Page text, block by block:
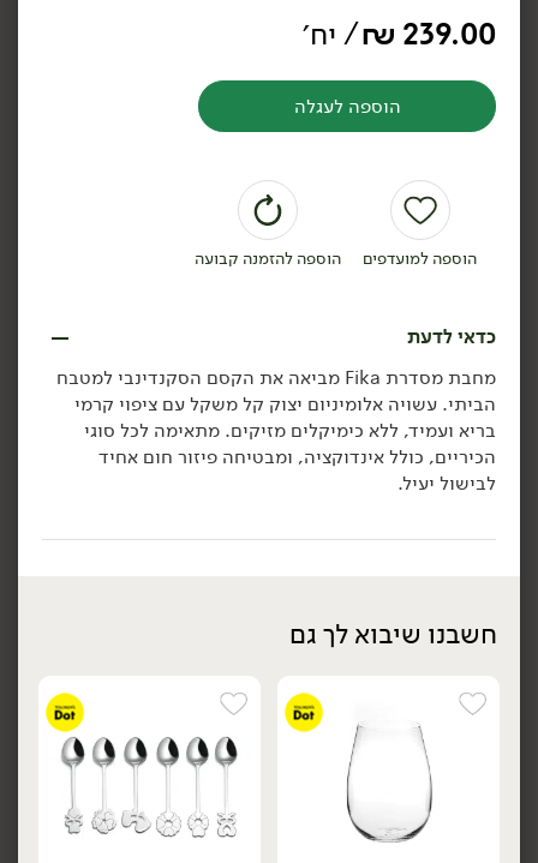
קערה RIVIERA כחול -
'TOLLMAN's Dot'
יח׳ יח׳
79.90
₪/ יח׳
קופסאת איחסון קרמית עם
מכסה עגול לבן -
'TOLLMAN's Dot'
79.90
₪
/ יח׳
קופסאת איחסון קרמית עם
מכסה עגול אפור -
94.90
₪/ יח׳
94.90
₪ / יח׳
239.00
₪/ יח׳
הוספה לעגלה
הוספה למועדפים הוספה להזמנה קבועה
כדאי לדעת
מחבת מסדרת Fika מביאה את הקסם הסקנדינבי למטבח
הביתי. עשויה אלומיניום יצוק קל משקל עם ציפוי קרמי
בריא ועמיד, ללא כימיקלים מזיקים. מתאימה לכל סוגי
הכיריים, כולל אינדוקציה, ומבטיחה פיזור חום אחיד
לבישול יעיל.
חשבנו שיבוא לך גם